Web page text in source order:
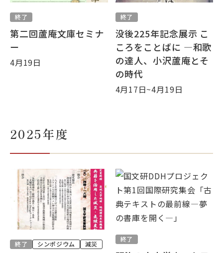
終了
第二回蘆庵文庫セミナ
ー
4月19日
終了
没後225年記念展示 こ
ころをことばに ―和歌
の達人、小沢蘆庵とそ
の時代
4月17日~4月19日
2025年度
終了 シンポジウム 減災
終了